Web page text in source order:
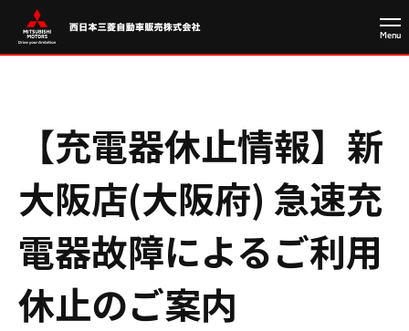
【充電器休止情報】新
大阪店(大阪府) 急速充
電器故障によるご利用
休止のご案内